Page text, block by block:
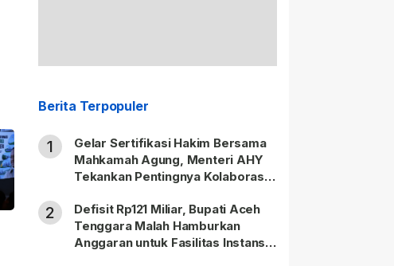
Berita Terpopuler
1
Gelar Sertifikasi Hakim Bersama
Mahkamah Agung, Menteri AHY
Tekankan Pentingnya Kolaborasi
Masyarakat
2
Defisit Rp121 Miliar, Bupati Aceh
Tenggara Malah Hamburkan
Anggaran untuk Fasilitas Instansi